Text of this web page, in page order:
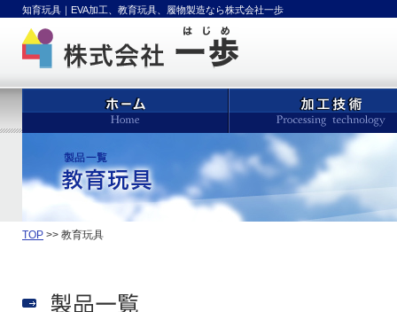
知育玩具｜EVA加工、教育玩具、履物製造なら株式会社一歩
TOP >> 教育玩具